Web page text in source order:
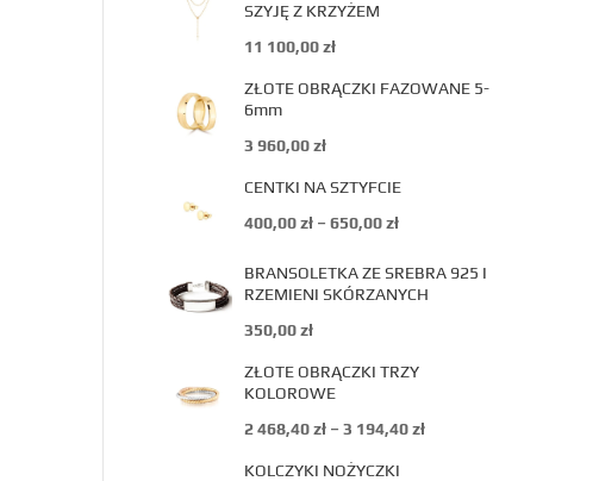
SZYJĘ Z KRZYŻEM
11 100,00zł
ZŁOTE OBRĄCZKI FAZOWANE 5-
6mm
3 960,00zł
CENTKI NA SZTYFCIE
400,00zł – 650,00zł
BRANSOLETKA ZE SREBRA 925 I
RZEMIENI SKÓRZANYCH
350,00zł
ZŁOTE OBRĄCZKI TRZY
KOLOROWE
2 468,40zł – 3 194,40zł
KOLCZYKI NOŻYCZKI